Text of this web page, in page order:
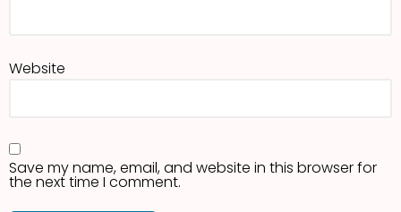
Website
Save my name, email, and website in this browser for
the next time I comment.